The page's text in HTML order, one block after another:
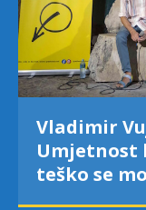
Vladimir
Umjetnost
teško se